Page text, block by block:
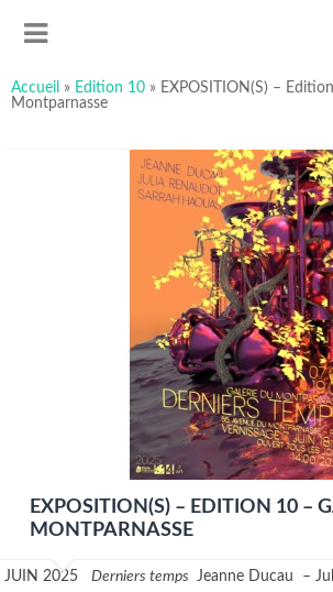
contenuart-sous-x
Association ayant pour but de
Accueil » Edition 10 » EXPOSITION(S) –
Montparnasse
EXPOSITION(S) – EDITION 10 –
MONTPARNASSE
JUIN 2025Derniers temps Jeanne Ducau –